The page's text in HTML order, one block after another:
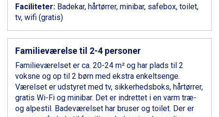
Zell am See fra DKK 4.095
Canazei fra DKK 4.745
Ponte di Legno fra DKK 4.745
Bad Gastein fra DKK 4.195
Alleghe fra DKK 5.595
Sauze dOulx fra DKK 4.045
Arabba fra DKK 7.045
La Thuile fra DKK 4.595
Val Thorens fra DKK 5.395
Cervinia fra DKK 5.295
Faciliteter: Badekar, hårtørrer, minibar, safebox, toilet,
tv, wifi (gratis)
Familieværelse til 2-4 personer
Familieværelset er ca. 20-24 m² og har plads til 2
voksne og op til 2 børn med ekstra enkeltsenge.
Værelset er udstyret med tv, sikkerhedsboks, hårtørrer,
gratis Wi-Fi og minibar. Det er indrettet i en varm træ-
og alpestil. Badeværelset har bruser og toilet. Der er